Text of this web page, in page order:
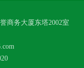
商务大厦东塔2002室